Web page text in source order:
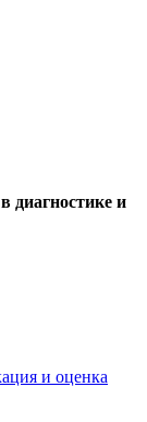
диагностике и
и оценка